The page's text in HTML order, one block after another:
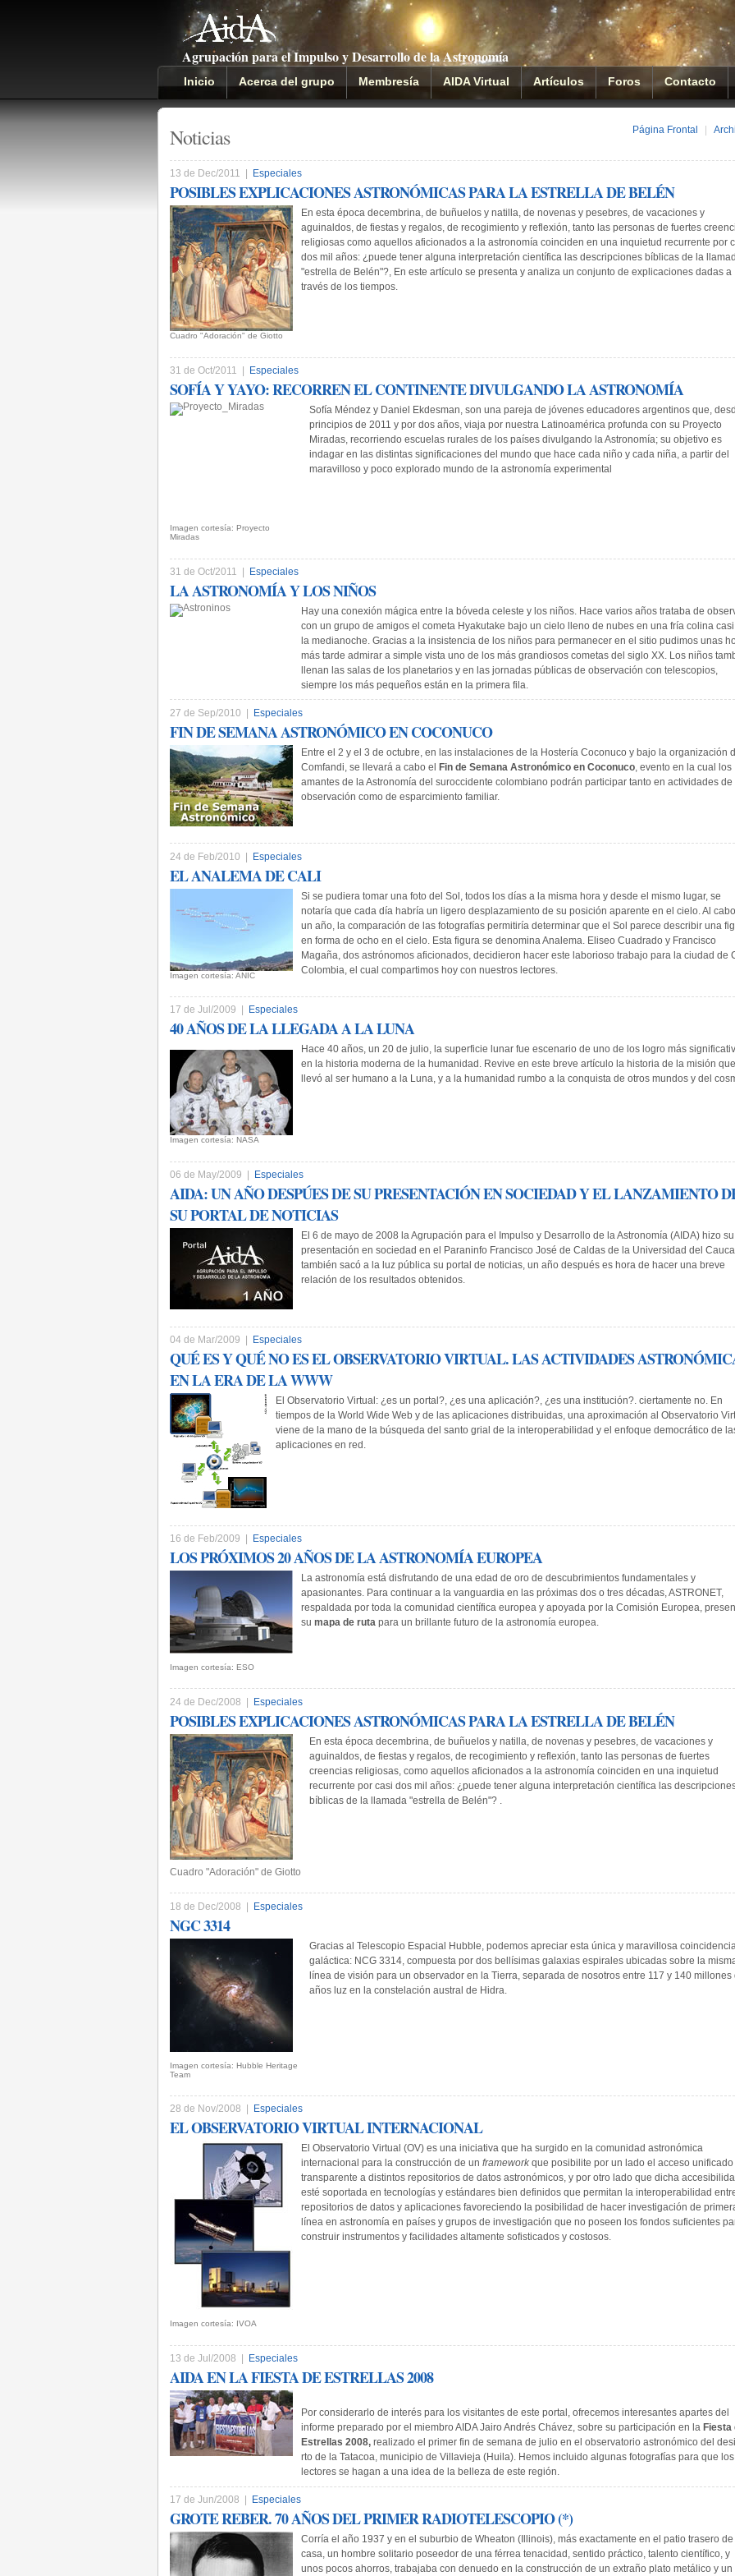
Agrupación para el Impulso y Desarrollo de la Astronomía
Inicio Acerca del grupo Membresía AIDA Virtual Artículos Foros Contacto
Noticias Página Frontal
13 de Dec/2011 | Especiales
POSIBLES EXPLICACIONES ASTRONÓMICAS PARA LA ESTRELLA DE BELÉN
Cuadro "Adoración" de Giotto
En esta época decembrina, de buñuelos y natilla, de novenas y pesebres, de vacaciones y
aguinaldos, de fiestas y regalos, de recogimiento y reflexión, tanto las personas de fuertes
religiosas como aquellos aficionados a la astronomía coinciden en una inquietud recurrente por
dos mil años: ¿puede tener alguna interpretación científica las descripciones bíblicas de la
"estrella de Belén"?, En este artículo se presenta y analiza un conjunto de explicaciones dadas a
través de los tiempos.
31 de Oct/2011 | Especiales
SOFÍA Y YAYO: RECORREN EL CONTINENTE DIVULGANDO LA ASTRONOMÍA
Imagen cortesía: Proyecto
Miradas
Sofía Méndez y Daniel Ekdesman, son una pareja de jóvenes educadores argentinos que,
principios de 2011 y por dos años, viaja por nuestra Latinoamérica profunda con su Proyecto
Miradas, recorriendo escuelas rurales de los países divulgando la Astronomía; su objetivo es
indagar en las distintas significaciones del mundo que hace cada niño y cada niña, a partir del
maravilloso y poco explorado mundo de la astronomía experimental
31 de Oct/2011 | Especiales
LA ASTRONOMÍA Y LOS NIÑOS
Hay una conexión mágica entre la bóveda celeste y los niños. Hace varios años trataba de
con un grupo de amigos el cometa Hyakutake bajo un cielo lleno de nubes en una fría colina
la medianoche. Gracias a la insistencia de los niños para permanecer en el sitio pudimos unas
más tarde admirar a simple vista uno de los más grandiosos cometas del siglo XX. Los niños
llenan las salas de los planetarios y en las jornadas públicas de observación con telescopios,
siempre los más pequeños están en la primera fila.
27 de Sep/2010 | Especiales
FIN DE SEMANA ASTRONÓMICO EN COCONUCO
Entre el 2 y el 3 de octubre, en las instalaciones de la Hostería Coconuco y bajo la organización
Comfandi, se llevará a cabo el Fin de Semana Astronómico en Coconuco, evento en la cual los
amantes de la Astronomía del suroccidente colombiano podrán participar tanto en actividades de
observación como de esparcimiento familiar.
24 de Feb/2010 | Especiales
EL ANALEMA DE CALI
­Imagen cortesía: ANIC
Si se pudiera tomar una foto del Sol, todos los días a la misma hora y desde el mismo lugar, se
notaría que cada día habría un ligero desplazamiento de su posición aparente en el cielo. Al
un año, la comparación de las fotografías permitiría determinar que el Sol parece describir una
en forma de ocho en el cielo. Esta figura se denomina Analema. Eliseo Cuadrado y Francisco
Magaña, dos astrónomos aficionados, decidieron hacer este laborioso trabajo para la ciudad de
Colombia, el cual compartimos hoy con nuestros lectores.
17 de Jul/2009 | Especiales
40 AÑOS DE LA LLEGADA A LA LUNA
Imagen cortesía: NASA­
Hace 40 años, un 20 de julio, la superficie lunar fue escenario de uno de los logro más
en la historia moderna de la humanidad. Revive en este breve artículo la historia de la misión que
llevó al ser humano a la Luna, y a la humanidad rumbo a la conquista de otros mundos y del
06 de May/2009 | Especiales
AIDA: UN AÑO DESPÚES DE SU PRESENTACIÓN EN SOCIEDAD Y EL LANZAMIENTO
SU PORTAL DE NOTICIAS
El 6 de mayo de 2008 la Agrupación para el Impulso y Desarrollo de la Astronomía (AIDA) hizo su
presentación en sociedad en el Paraninfo Francisco José de Caldas de la Universidad del
también sacó a la luz pública su portal de noticias, un año después es hora de hacer una breve
relación de los resultados obtenidos.
04 de Mar/2009 | Especiales
QUÉ ES Y QUÉ NO ES EL OBSERVATORIO VIRTUAL. LAS ACTIVIDADES
EN LA ERA DE LA WWW
El Observatorio Virtual: ¿es un portal?, ¿es una aplicación?, ¿es una institución?. ciertamente no. En
tiempos de la World Wide Web y de las aplicaciones distribuidas, una aproximación al Observatorio
viene de la mano de la búsqueda del santo grial de la interoperabilidad y el enfoque democrático de
aplicaciones en red.
16 de Feb/2009 | Especiales
LOS PRÓXIMOS 20 AÑOS DE LA ASTRONOMÍA EUROPEA
Imagen cortesía: ESO
La astronomía está disfrutando de una edad de oro de descubrimientos fundamentales y
apasionantes. Para continuar a la vanguardia en las próximas dos o tres décadas, ASTRONET,
respaldada por toda la comunidad científica europea y apoyada por la Comisión Europea,
su mapa de ruta para un brillante futuro de la astronomía europea.
24 de Dec/2008 | Especiales
POSIBLES EXPLICACIONES ASTRONÓMICAS PARA LA ESTRELLA DE BELÉN
Cuadro "Adoración" de Giotto
En esta época decembrina, de buñuelos y natilla, de novenas y pesebres, de vacaciones y
aguinaldos, de fiestas y regalos, de recogimiento y reflexión, tanto las personas de fuertes
creencias religiosas, como aquellos aficionados a la astronomía coinciden en una inquietud
recurrente por casi dos mil años: ¿puede tener alguna interpretación científica las
bíblicas de la llamada "estrella de Belén"? .
18 de Dec/2008 | Especiales
NGC 3314
Imagen cortesía: Hubble Heritage
Team
Gracias al Telescopio Espacial Hubble, podemos apreciar esta única y maravillosa
galáctica: NCG 3314, compuesta por dos bellísimas galaxias espirales ubicadas sobre la
línea de visión para un observador en la Tierra, separada de nosotros entre 117 y 140 millones
años luz en la constelación austral de Hidra.
28 de Nov/2008 | Especiales
EL OBSERVATORIO VIRTUAL INTERNACIONAL
Imagen cortesía: IVOA
El Observatorio Virtual (OV) es una iniciativa que ha surgido en la comunidad astronómica
internacional para la construcción de un framework que posibilite por un lado el acceso unificado
transparente a distintos repositorios de datos astronómicos, y por otro lado que dicha
esté soportada en tecnologías y estándares bien definidos que permitan la interoperabilidad
repositorios de datos y aplicaciones favoreciendo la posibilidad de hacer investigación de
línea en astronomía en países y grupos de investigación que no poseen los fondos suficientes
construir instrumentos y facilidades altamente sofisticados y costosos.
13 de Jul/2008 | Especiales
AIDA EN LA FIESTA DE ESTRELLAS 2008
P­or considerarlo de interés para los visitantes de este portal, ofrecemos interesantes apartes del
informe preparado por el miembro AIDA Jairo Andrés Chávez, sobre su participación en la Fiesta
Estrellas 2008, realizado el primer fin de semana de julio en el observatorio astronómico del
rto de la Tatacoa, municipio de Villavieja­ (Huila). Hemos incluido algunas fotografías para que los
lectores se hagan a una idea de la belleza de este región.
17 de Jun/2008 | Especiales
GROTE REBER. 70 AÑOS DEL PRIMER RADIOTELESCOPIO (*)
Corría el año­ 1937 y en el suburbio de Wheaton (Illinois), más exactamente en el patio trasero de
casa, un hombre solitario poseedor de una férrea tenacidad, sentido práctico, talento c­ientífico, y
unos pocos ahorros, trabajaba con denuedo en la construcción de un extraño plato metálico y un